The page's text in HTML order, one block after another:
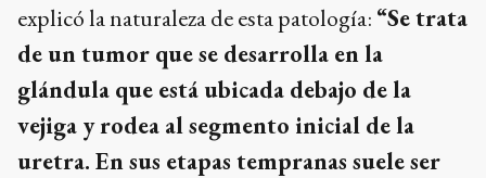
explicó la naturaleza de esta patología: “Se trata
de un tumor que se desarrolla en la
glándula que está ubicada debajo de la
vejiga y rodea al segmento inicial de la
uretra. En sus etapas tempranas suele ser